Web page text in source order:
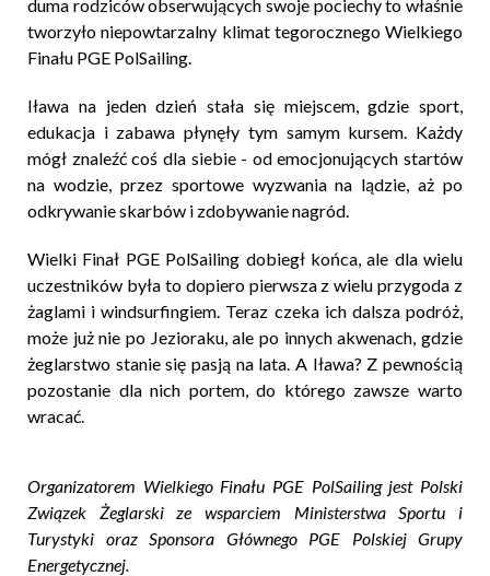
duma rodziców obserwujących swoje pociechy to właśnie
tworzyło niepowtarzalny klimat tegorocznego Wielkiego
Finału PGE PolSailing.
Iława na jeden dzień stała się miejscem, gdzie sport,
edukacja i zabawa płynęły tym samym kursem. Każdy
mógł znaleźć coś dla siebie - od emocjonujących startów
na wodzie, przez sportowe wyzwania na lądzie, aż po
odkrywanie skarbów i zdobywanie nagród.
Wielki Finał PGE PolSailing dobiegł końca, ale dla wielu
uczestników była to dopiero pierwsza z wielu przygoda z
żaglami i windsurfingiem. Teraz czeka ich dalsza podróż,
może już nie po Jezioraku, ale po innych akwenach, gdzie
żeglarstwo stanie się pasją na lata. A Iława? Z pewnością
pozostanie dla nich portem, do którego zawsze warto
wracać.
Organizatorem Wielkiego Finału PGE PolSailing jest Polski
Związek Żeglarski ze wsparciem Ministerstwa Sportu i
Turystyki oraz Sponsora Głównego PGE Polskiej Grupy
Energetycznej.